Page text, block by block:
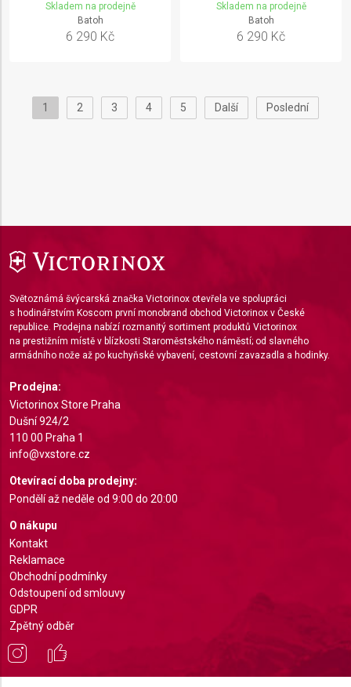
Skladem na prodejně
Batoh
6 290 Kč
Skladem na prodejně
Batoh
6 290 Kč
1 2 3 4 5 Další Poslední
Světoznámá švýcarská značka Victorinox otevřela ve spolupráci
s hodinářstvím Koscom první monobrand obchod Victorinox v České
republice. Prodejna nabízí rozmanitý sortiment produktů Victorinox
na prestižním místě v blízkosti Staroměstského náměstí; od slavného
armádního nože až po kuchyňské vybavení, cestovní zavazadla a hodinky.
Prodejna:
Victorinox Store Praha
Dušní 924/2
110 00 Praha 1
info@vxstore.cz
Otevírací doba prodejny:
Pondělí až neděle od 9:00 do 20:00
O nákupu
Kontakt
Reklamace
Obchodní podmínky
Odstoupení od smlouvy
GDPR
Zpětný odběr